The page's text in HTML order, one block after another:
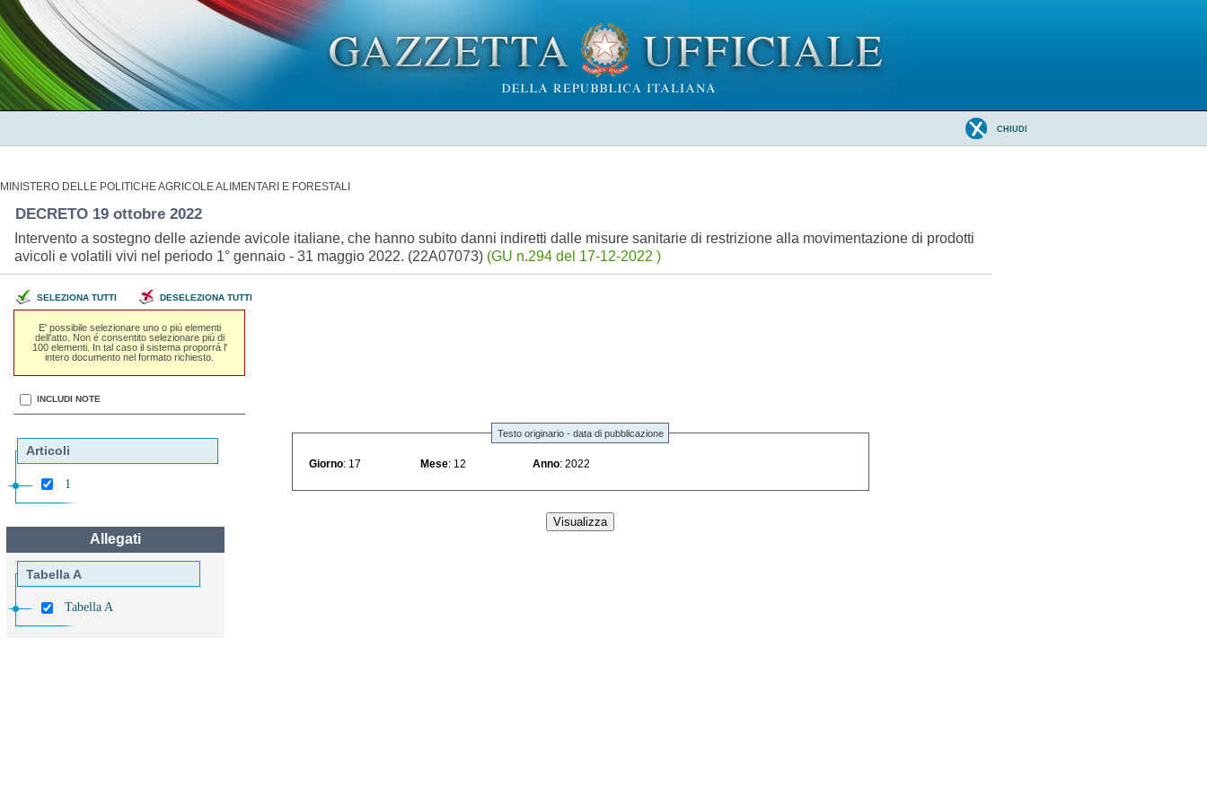
CHIUDI
MINISTERO DELLE POLITICHE AGRICOLE ALIMENTARI E FORESTALI
DECRETO 19 ottobre 2022
Intervento a sostegno delle aziende avicole italiane, che hanno subito danni indiretti dalle misure sanitarie di restrizione alla movimentazione di prodotti
avicoli e volatili vivi nel periodo 1° gennaio - 31 maggio 2022. (22A07073) (GU n.294 del 17-12-2022 )
SELEZIONA TUTTI DESELEZIONA TUTTI
E' possibile selezionare uno o piú elementi
dell'atto. Non é consentito selezionare piú di
100 elementi. In tal caso il sistema proporrá l'
intero documento nel formato richiesto.
INCLUDI NOTE
Articoli
1
Allegati
Tabella A
Tabella A
Testo originario - data di pubblicazione
Giorno : 17 Mese : 12 Anno : 2022